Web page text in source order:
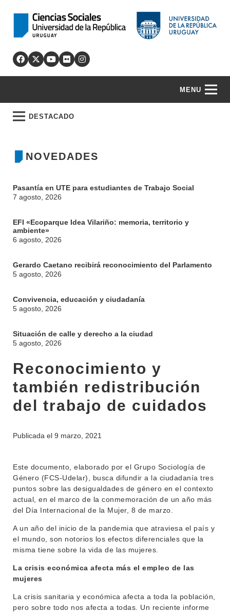
MENU
DESTACADO
NOVEDADES
Pasantía en UTE para estudiantes de Trabajo Social
7 agosto, 2026
EFI «Ecoparque Idea Vilariño: memoria, territorio y
ambiente»
6 agosto, 2026
Gerardo Caetano recibirá reconocimiento del Parlamento
5 agosto, 2026
Convivencia, educación y ciudadanía
5 agosto, 2026
Situación de calle y derecho a la ciudad
5 agosto, 2026
Reconocimiento y
también redistribución
del trabajo de cuidados
Publicada el 9 marzo, 2021
Este documento, elaborado por el Grupo Sociología de
Género (FCS-Udelar), busca difundir a la ciudadanía tres
puntos sobre las desigualdades de género en el contexto
actual, en el marco de la conmemoración de un año más
del Día Internacional de la Mujer, 8 de marzo.
A un año del inicio de la pandemia que atraviesa el país y
el mundo, son notorios los efectos diferenciales que la
misma tiene sobre la vida de las mujeres.
La crisis económica afecta más el empleo de las
mujeres
La crisis sanitaria y económica afecta a toda la población,
pero sobre todo nos afecta a todas. Un reciente informe